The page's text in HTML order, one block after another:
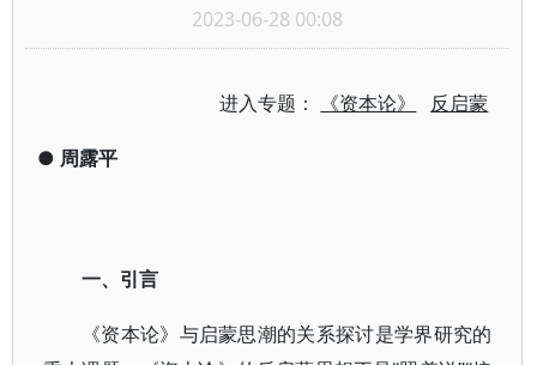
2023-06-28 00:08
进入专题： 《资本论》 反启蒙
● 周露平
一、引言
《资本论》与启蒙思潮的关系探讨是学界研究的